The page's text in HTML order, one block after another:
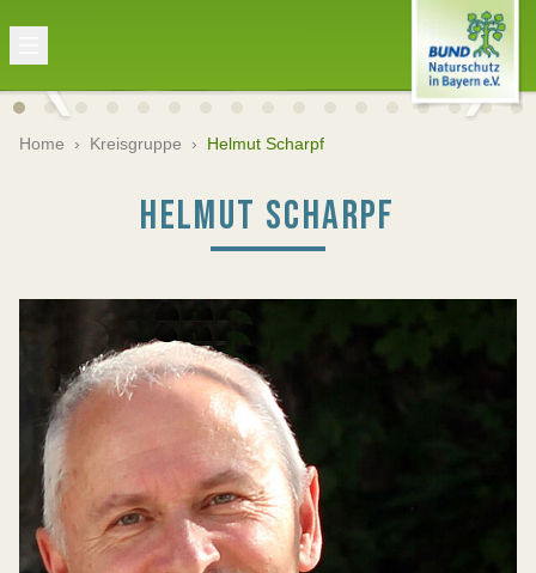
Home › Kreisgruppe › Helmut Scharpf
HELMUT SCHARPF